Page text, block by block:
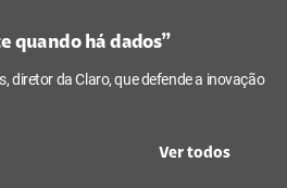
quando há dados”
diretor da Claro, que defende a inovação
Ver todos